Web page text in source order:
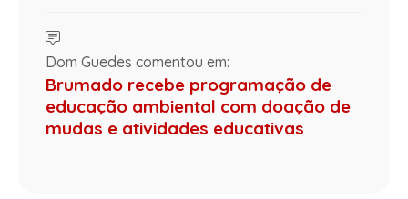
Dom Guedes comentou em:
Brumado recebe programação de
educação ambiental com doação de
mudas e atividades educativas